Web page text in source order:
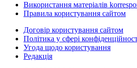
Використання матеріалів
Правила користування сайтом
Договір користування сайтом
Політика у сфері
Угода щодо користування
Редакція